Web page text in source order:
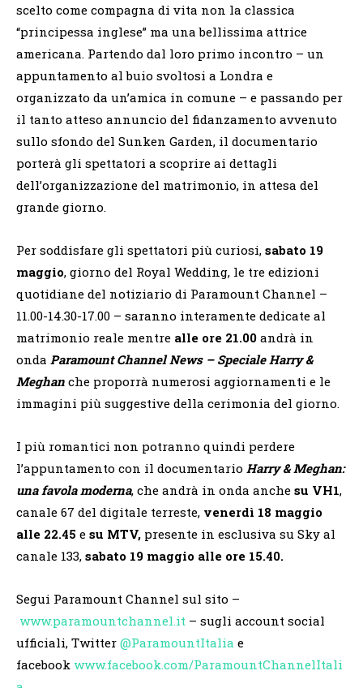
scelto come compagna di vita non la classica
“principessa inglese” ma una bellissima attrice
americana. Partendo dal loro primo incontro – un
appuntamento al buio svoltosi a Londra e
organizzato da un’amica in comune – e passando per
il tanto atteso annuncio del fidanzamento avvenuto
sullo sfondo del Sunken Garden, il documentario
porterà gli spettatori a scoprire ai dettagli
dell’organizzazione del matrimonio, in attesa del
grande giorno.
Per soddisfare gli spettatori più curiosi, sabato 19
maggio, giorno del Royal Wedding, le tre edizioni
quotidiane del notiziario di Paramount Channel –
11.00-14.30-17.00 – saranno interamente dedicate al
matrimonio reale mentre alle ore 21.00 andrà in
onda Paramount Channel News – Speciale Harry &
Meghan che proporrà numerosi aggiornamenti e le
immagini più suggestive della cerimonia del giorno.
I più romantici non potranno quindi perdere
l’appuntamento con il documentario Harry & Meghan:
una favola moderna, che andrà in onda anche su VH1,
canale 67 del digitale terreste, venerdì 18 maggio
alle 22.45 e su MTV, presente in esclusiva su Sky al
canale 133, sabato 19 maggio alle ore 15.40.
Segui Paramount Channel sul sito –
www.paramountchannel.it – sugli account social
ufficiali, Twitter @ParamountItalia e
facebook www.facebook.com/ParamountChannelItali